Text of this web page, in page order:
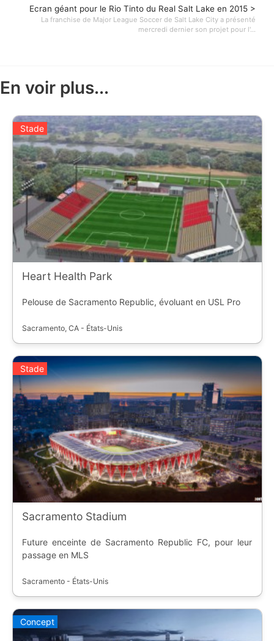
Ecran géant pour le Rio Tinto du Real Salt Lake en 2015 >
La franchise de Major League Soccer de Salt Lake City a présenté
mercredi dernier son projet pour l'...
En voir plus...
Stade
Heart Health Park
Pelouse de Sacramento Republic, évoluant en USL Pro
Sacramento, CA - États-Unis
Stade
Sacramento Stadium
Future enceinte de Sacramento Republic FC, pour leur
passage en MLS
Sacramento - États-Unis
Concept